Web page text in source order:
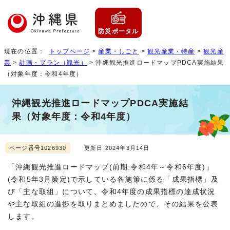
防災ポータル
現在の位置： トップページ > 産業・しごと >観光産業・特産 >観光産
業 > 計画・プラン（観光）
> 沖縄観光推進ロードマップPDCA実施結果
（対象年度：令和4年度）
沖縄観光推進ロードマップPDCA実施結
果（対象年度：令和4年度）
ページ番号1026930 更新日 2024年3月14日
「沖縄観光推進ロードマップ(前期:令和4年～令和6年度)」
(令和5年3月策定)で示している各施策に係る「成果指標」及
び「主な取組」について、令和4年度の成果指標の達成状況
や主な取組の進捗を取りまとめましたので、その結果を公表
します。